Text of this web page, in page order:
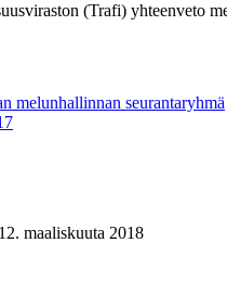
(Trafi) yhteenveto
melunhallinnan seurantaryhmä
maaliskuuta 2018